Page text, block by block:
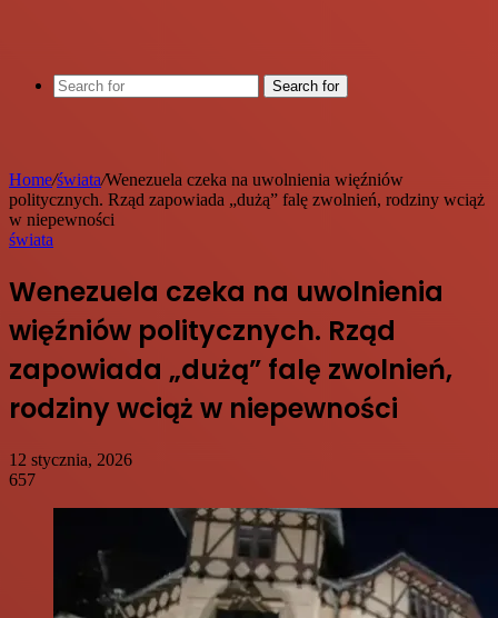
Search for
Home/świata/Wenezuela czeka na uwolnienia więźniów
politycznych. Rząd zapowiada „dużą” falę zwolnień, rodziny wciąż
w niepewności
świata
Wenezuela czeka na uwolnienia
więźniów politycznych. Rząd
zapowiada „dużą” falę zwolnień,
rodziny wciąż w niepewności
12 stycznia, 2026
657